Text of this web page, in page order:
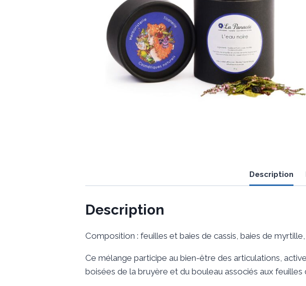
Description
Description
Composition : feuilles et baies de cassis, baies de
Ce mélange participe au bien-être des articulations,
boisées de la bruyère et du bouleau associés aux